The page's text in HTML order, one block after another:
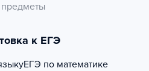
к ЕГЭ
ЕГЭ по математике